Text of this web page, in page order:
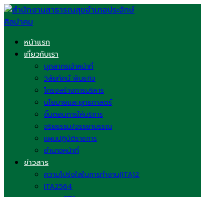
Skip
to
หน้าแรก
เกี่ยวกับเรา
บุคลากรเจ้าหน้าที่
วิสัยทัศน์ พันธกิจ
โครงสร้างการบริหาร
นโยบายและยุทธศาสตร์
ขั้นตอนการให้บริการ
จริยธรรม/จรรยาบรรณ
แผนปฏิบัติราชการ
อำนาจหน้าที่
ข่าวสาร
ความโปร่งใสในการทำงาน(ITA)2
ITA2564